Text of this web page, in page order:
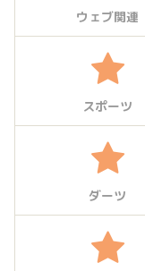
ウェブ関連
スポーツ
ダーツ